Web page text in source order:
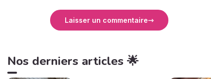
Laisser un commentaire
Nos derniers articles 🌟